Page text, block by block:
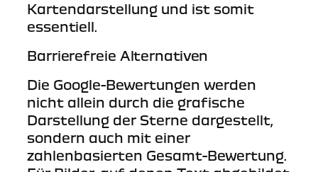
Kartendarstellung und ist somit
essentiell.
Barrierefreie Alternativen
Die Google-Bewertungen werden
nicht allein durch die grafische
Darstellung der Sterne dargestellt,
sondern auch mit einer
zahlenbasierten Gesamt-Bewertung.